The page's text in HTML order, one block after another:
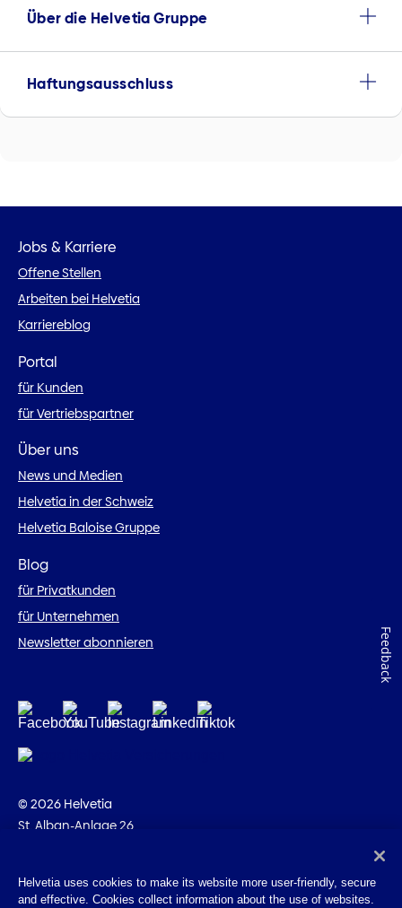
Über die Helvetia Gruppe
Haftungsausschluss
Jobs & Karriere
Offene Stellen
Arbeiten bei Helvetia
Karriereblog
Portal
für Kunden
für Vertriebspartner
Über uns
News und Medien
Helvetia in der Schweiz
Helvetia Baloise Gruppe
Blog
für Privatkunden
für Unternehmen
Newsletter abonnieren
© 2026 Helvetia
St. Alban-Anlage 26
Impressum
Helvetia uses cookies to make its website more user-friendly, secure
and effective. Cookies collect information about the use of websites.
Feedback